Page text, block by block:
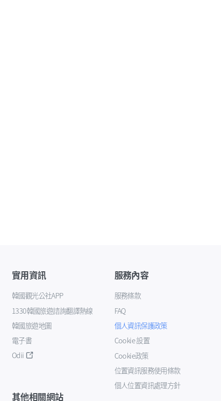
實用資訊
韓國觀光公社APP
1330韓國旅遊諮詢翻譯熱線
韓國旅遊地圖
電子書
Odii
服務內容
服務條款
FAQ
個人資訊保護政策
Cookie 設置
Cookie政策
位置資訊服務使用條款
個人位置資訊處理方針
其他相關網站